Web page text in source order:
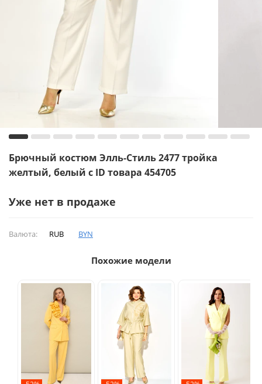
Брючный костюм Элль-Стиль 2477 тройка
желтый, белый с ID товара 454705
Уже нет в продаже
Валюта: RUB BYN
Похожие модели